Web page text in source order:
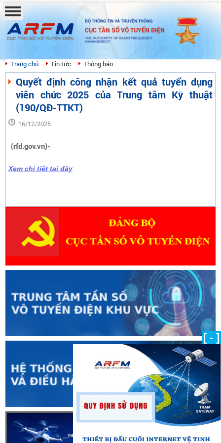
BỘ THÔNG TIN VÀ TRUYỀN THÔNG
CỤC TẦN SỐ VÔ TUYẾN ĐIỆN
THE AUTHORITY OF RADIO FREQUENCY
MANAGEMENT
Trang chủ Tin tức Thông báo
Quyết định công nhận kết quả tuyển dụng
viên chức 2025 của Trung tâm Kỹ thuật
(190/QĐ-TTKT)
16/12/2025
(rfd.gov.vn)-
Xem chi tiết tại đây
[ - ]